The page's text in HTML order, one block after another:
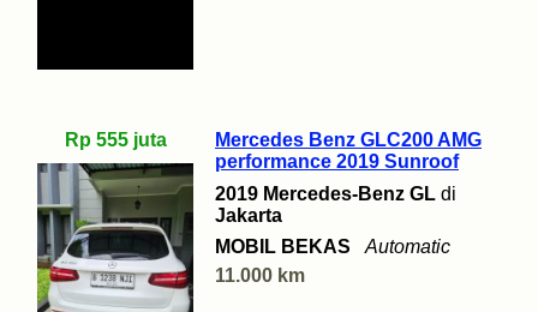
Rp 555 juta
Mercedes Benz GLC200 AMG
performance 2019 Sunroof
2019 Mercedes-Benz GL di
Jakarta
MOBIL BEKAS
Automatic
11.000 km